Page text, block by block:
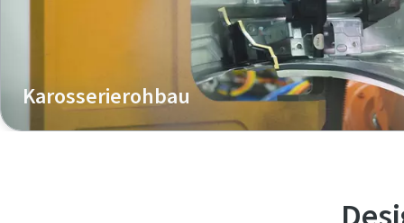
Karosserierohbau
Stanznietsysteme von Henrob werden häufig bei